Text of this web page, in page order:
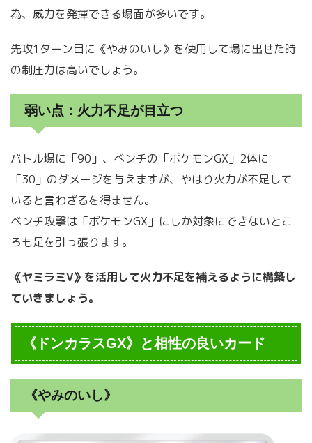
為、威力を発揮できる場面が多いです。
先攻1ターン目に《やみのいし》を使用して場に出せた時
の制圧力は高いでしょう。
弱い点：火力不足が目立つ
バトル場に「90」、ベンチの「ポケモンGX」2体に
「30」のダメージを与えますが、やはり火力が不足して
いると言わざるを得ません。
ベンチ攻撃は「ポケモンGX」にしか対象にできないとこ
ろも足を引っ張ります。
《ヤミラミV》を活用して火力不足を補えるように構築し
ていきましょう。
《ドンカラスGX》と相性の良いカード
《やみのいし》